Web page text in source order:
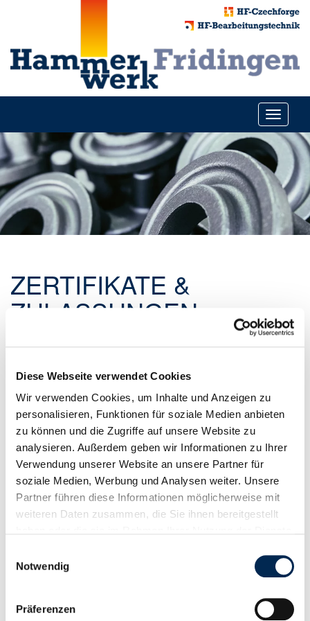
Diese Webseite verwendet Cookies
Wir verwenden Cookies, um Inhalte und Anzeigen zu
personalisieren, Funktionen für soziale Medien anbieten
zu können und die Zugriffe auf unsere Website zu
analysieren. Außerdem geben wir Informationen zu Ihrer
Verwendung unserer Website an unsere Partner für
soziale Medien, Werbung und Analysen weiter. Unsere
Partner führen diese Informationen möglicherweise mit
weiteren Daten zusammen, die Sie ihnen bereitgestellt
Notwendig
Präferenzen
Toggle
ZERTIFIKATE &
ZULASSUNGEN
ZERTIFIKATE
Qualitätsmanagement
ISO 9001:2015
Qualitätsmanagement
IATF 16949:2016
Qualitätsmanagement
Umweltmanagement
ISO 50001:2018
ISO 45001:2018